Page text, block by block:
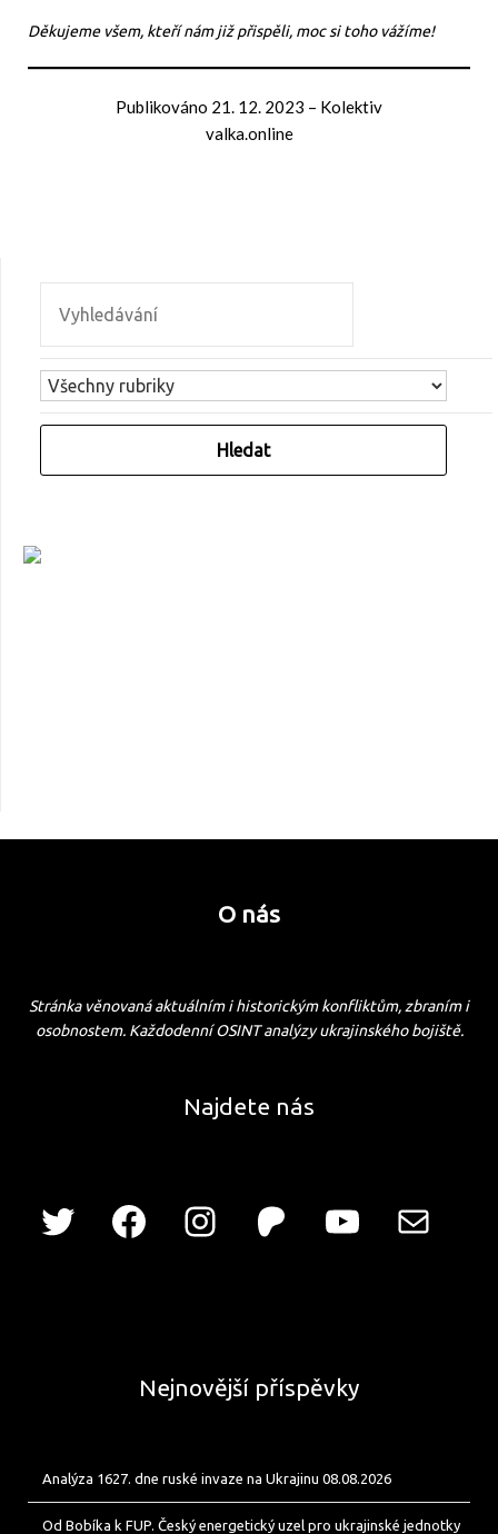
Děkujeme všem, kteří nám již přispěli, moc si toho vážíme!
Publikováno 21. 12. 2023 – Kolektiv
valka.online
O nás
Stránka věnovaná aktuálním i historickým konfliktům, zbraním i
osobnostem. Každodenní OSINT analýzy ukrajinského bojiště.
Najdete nás
Nejnovější příspěvky
Analýza 1627. dne ruské invaze na Ukrajinu 08.08.2026
Od Bobíka k FUP. Český energetický uzel pro ukrajinské jednotky